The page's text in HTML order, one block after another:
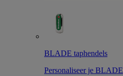
BLADE taphendels
Personaliseer je BLADE